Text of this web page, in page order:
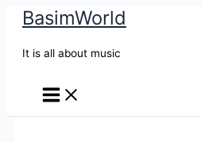
BasimWorld
It is all about music